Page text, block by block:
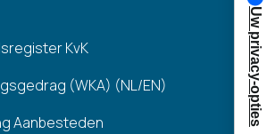
KvK
(WKA) (NL/EN)
Aanbesteden
Uw privacy-opties